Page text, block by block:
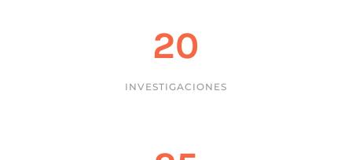
20
INVESTIGACIONES